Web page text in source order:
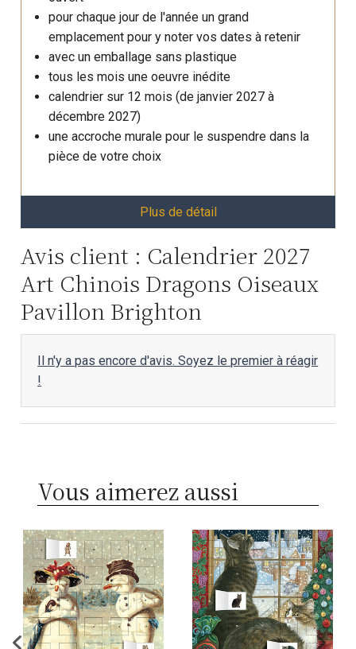
pour chaque jour de l'année un grand
emplacement pour y noter vos dates à retenir
avec un emballage sans plastique
tous les mois une oeuvre inédite
calendrier sur 12 mois (de janvier 2027 à
décembre 2027)
une accroche murale pour le suspendre dans la
pièce de votre choix
Plus de détail
Avis client : Calendrier 2027
Art Chinois Dragons Oiseaux
Pavillon Brighton
Il n'y a pas encore d'avis. Soyez le premier à réagir
!
Vous aimerez aussi